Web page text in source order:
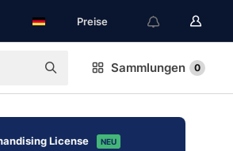
Preise
Sammlungen 0
License NEU